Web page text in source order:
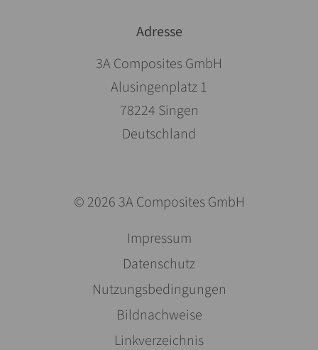
Adresse
3A Composites GmbH
Alusingenplatz 1
78224 Singen
Deutschland
© 2026 3A Composites GmbH
Navigation
überspringen
Impressum
Datenschutz
Nutzungsbedingungen
Bildnachweise
Linkverzeichnis